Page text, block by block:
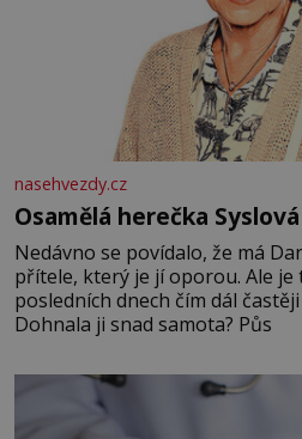
nasehvezdy.cz
Osamělá herečka
Nedávno se povídalo, že má
přítele, který je jí oporou. Ale je
posledních dnech čím dál
Dohnala ji snad samota? Půs